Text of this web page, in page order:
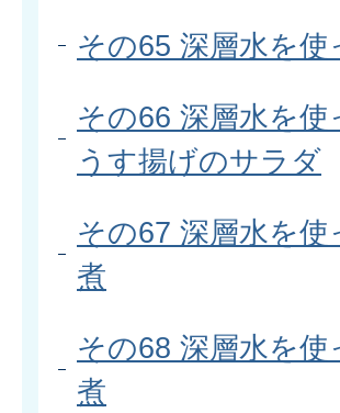
その65 深層水を
その66 深層水を
うす揚げのサラダ
その67 深層水を
煮
その68 深層水を
煮